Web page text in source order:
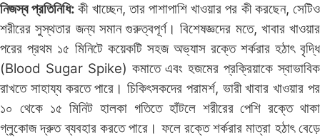
নিজস্ব প্রতিনিধি:কী খাচ্ছেন, তার পাশাপাশি খাওয়ার পর কী করছেন, সেটিও
শরীরের সুস্থতার জন্য সমান গুরুত্বপূর্ণ। বিশেষজ্ঞদের মতে, খাবার খাওয়ার
পরের প্রথম ১৫ মিনিটে কয়েকটি সহজ অভ্যাস রক্তে শর্করার হঠাৎ বৃদ্ধি
(Blood Sugar Spike) কমাতে এবং হজমের প্রক্রিয়াকে স্বাভাবিক
রাখতে সাহায্য করতে পারে। চিকিৎসকদের পরামর্শ, ভারী খাবার খাওয়ার পর
১০ থেকে ১৫ মিনিট হালকা গতিতে হাঁটলে শরীরের পেশি রক্তে থাকা
গ্লুকোজ দ্রুত ব্যবহার করতে পারে। ফলে রক্তে শর্করার মাত্রা হঠাৎ বেড়ে